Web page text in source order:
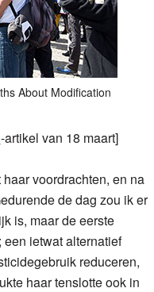
About Modification
-artikel van 18 maart]
voordrachten, en na
de dag zou ik er
is, maar de eerste
ietwat alternatief
reduceren,
haar tenslotte ook in